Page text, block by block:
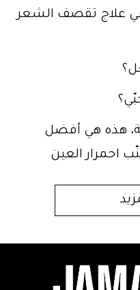
في علاج تقصف الشعر
هذه هي أفضل
احمرار العين